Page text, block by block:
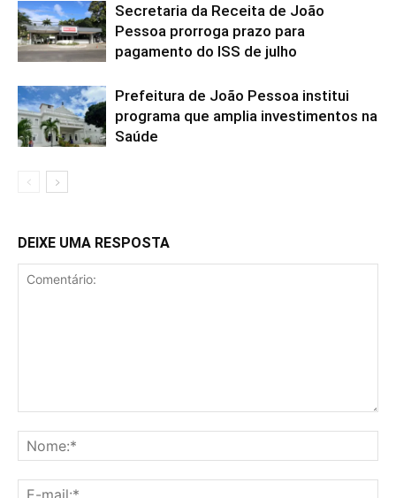
Secretaria da Receita de João
Pessoa prorroga prazo para
pagamento do ISS de julho
Prefeitura de João Pessoa institui
programa que amplia investimentos na
Saúde
DEIXE UMA RESPOSTA